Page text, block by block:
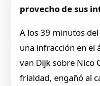
provecho de sus
A los 39 minutos
una infracción en el
van Dijk sobre Nico
frialdad, engañó al